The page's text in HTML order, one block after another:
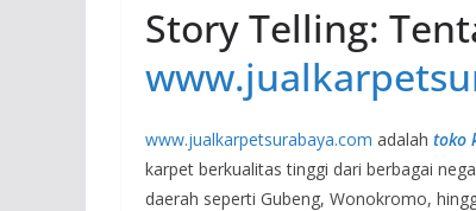
Story Telling:
www.jualkarpetsurabaya.com adalah toko
karpet berkualitas tinggi dari berbagai
daerah seperti Gubeng, Wonokromo,